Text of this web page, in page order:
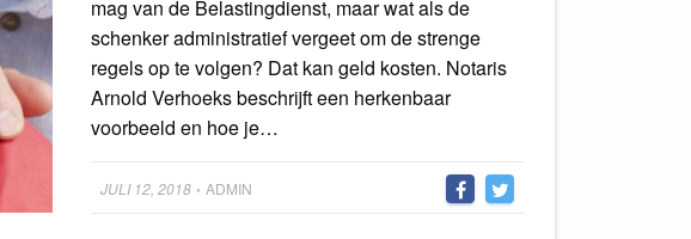
mag van de Belastingdienst, maar wat als de
schenker administratief vergeet om de strenge
regels op te volgen? Dat kan geld kosten. Notaris
Arnold Verhoeks beschrijft een herkenbaar
voorbeeld en hoe je…
Posted
JULI 12, 2018 • ADMIN